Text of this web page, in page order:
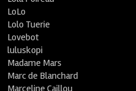
LoLo
Lolo Tuerie
Lovebot
luluskopi
Madame Mars
Marc de Blanchard
Marceline Caillou